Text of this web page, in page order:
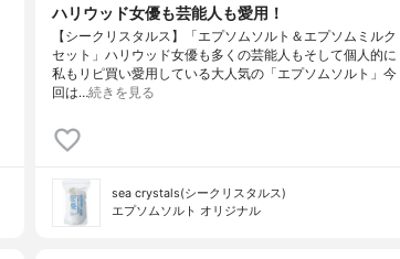
ハリウッド女優も芸能人も愛用！
【シークリスタルス】「エプソムソルト＆エプソムミルク
セット」ハリウッド女優も多くの芸能人もそして個人的に
私もリピ買い愛用している大人気の「エプソムソルト」今
回は…続きを見る
sea crystals(シークリスタルス)
エプソムソルト オリジナル